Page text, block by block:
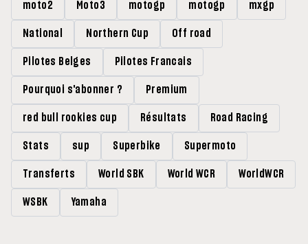
moto2 Moto3 motogp motogp mxgp
National Northern Cup Off road
Pilotes Belges Pilotes Francais
Pourquoi s'abonner ? Premium
red bull rookies cup Résultats Road Racing
Stats sup Superbike Supermoto
Transferts World SBK World WCR WorldWCR
WSBK Yamaha